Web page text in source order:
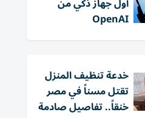
OpenAI
خدعة تنظيف المنزل
تقتل مسناً في مصر
خنقاً.. تفاصيل صادمة